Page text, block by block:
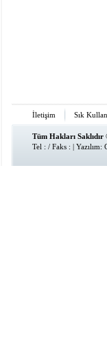
İletişim Sık
Tüm Hakları
Tel : / Faks : | Yazılım: